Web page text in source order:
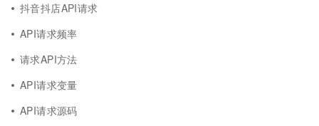
抖音抖店API请求
API请求频率
请求API方法
API请求变量
API请求源码